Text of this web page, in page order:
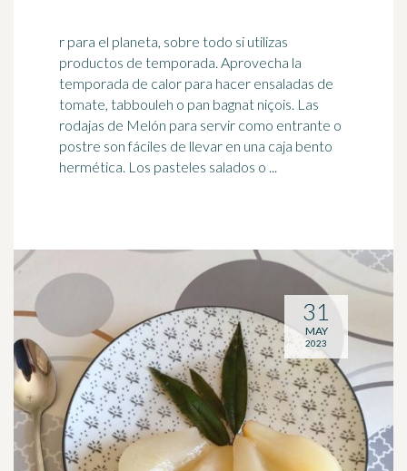
r para el planeta, sobre todo si utilizas
productos de temporada. Aprovecha la
temporada de calor para hacer ensaladas de
tomate, tabbouleh o pan bagnat niçois. Las
rodajas de Melón para servir como entrante o
postre son fáciles de llevar en una caja bento
hermética. Los pasteles salados o ...
31
MAY
2023